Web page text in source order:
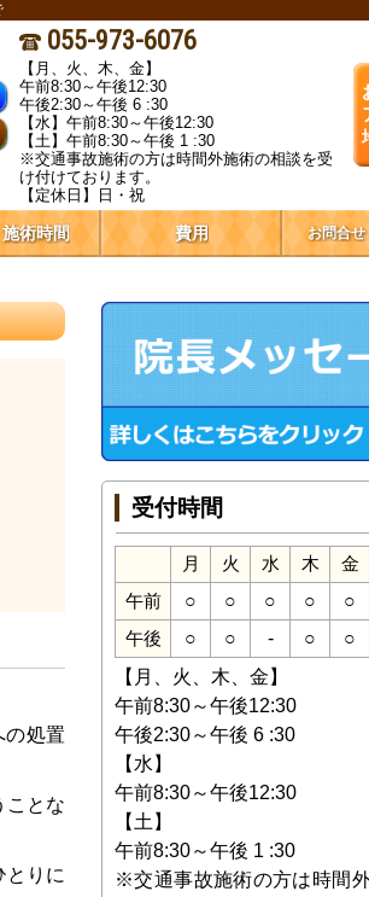
055-973-6076
【月、火、木、金】
午前8:30～午後12:30
午後2:30～午後 6 :30
【水】午前8:30～午後12:30
【土】午前8:30～午後 1 :30
※交通事故施術の方は時間外施術の相談を受
け付けております。
【定休日】日・祝
術時間 費用 お問合
処置
ことな
りに
受付時間
月 火 水 木 金
午前
○ ○ ○ ○ ○
午後 ○ ○ - ○ ○
【月、火、木、金】
午前8:30～午後12:30
午後2:30～午後 6 :30
【水】
午前8:30～午後12:30
【土】
午前8:30～午後 1 :30
※交通事故施術の方は時間